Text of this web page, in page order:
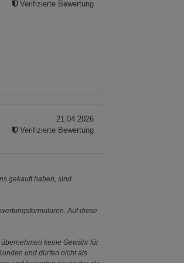
Verifizierte Bewertung
21.04.2026
Verifizierte Bewertung
gekauft haben, sind
Auf diese
keine Gewähr für
und dürfen nicht als